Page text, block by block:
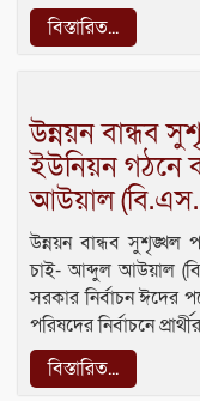
বিস্তারিত...
উন্নয়ন বান্ধব
ইউনিয়ন গঠনে
আউয়াল
উন্নয়ন বান্ধব সুশৃঙ্খল
চাই- আব্দুল আউয়াল
সরকার নির্বাচন ঈদের
পরিষদের নির্বাচনে
বিস্তারিত...